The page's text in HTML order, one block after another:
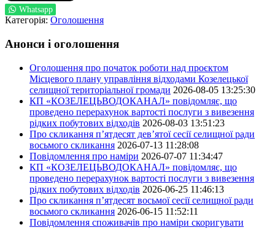
Whatsapp
Категорія: Оголошення
Анонси і оголошення
Оголошення про початок роботи над проєктом
Місцевого плану управління відходами Козелецької
селищної територіальної громади 2026-08-05 13:25:30
КП «КОЗЕЛЕЦЬВОДОКАНАЛ» повідомляє, що
проведено перерахунок вартості послуги з вивезення
рідких побутових відходів 2026-08-03 13:51:23
Про скликання п’ятдесят дев’ятої сесії селищної ради
восьмого скликання 2026-07-13 11:28:08
Повідомлення про наміри 2026-07-07 11:34:47
КП «КОЗЕЛЕЦЬВОДОКАНАЛ» повідомляє, що
проведено перерахунок вартості послуги з вивезення
рідких побутових відходів 2026-06-25 11:46:13
Про скликання п’ятдесят восьмої сесії селищної ради
восьмого скликання 2026-06-15 11:52:11
Повідомлення споживачів про наміри скоригувати